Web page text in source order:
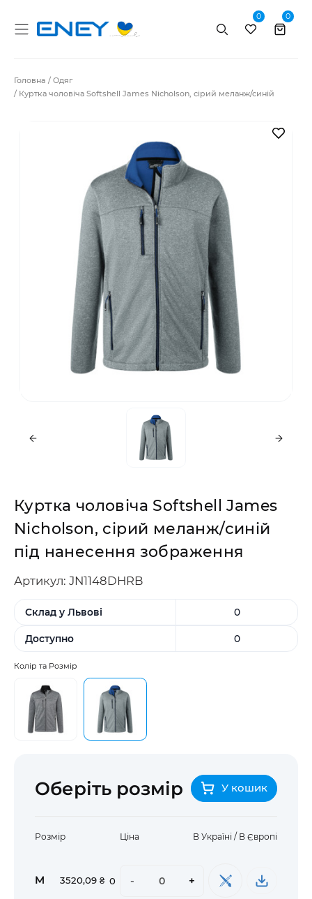
Пошук
0 0
Головна
Одяг
Куртка чоловіча Softshell James Nicholson, сірий меланж/синій
В
Куртка чоловіча Softshell James
Nicholson, сірий меланж/синій
під нанесення зображення
Артикул: JN1148DHRB
Склад у Львові 0
Доступно 0
Колір та Розмір
Оберіть розмір У кошик
Розмір Ціна В Україні / В Європі
M 3520,09 ₴ 0 - +